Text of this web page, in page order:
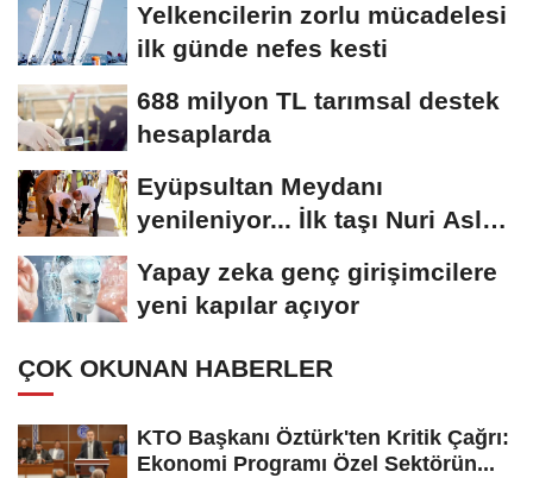
Yelkencilerin zorlu mücadelesi
ilk günde nefes kesti
688 milyon TL tarımsal destek
hesaplarda
Eyüpsultan Meydanı
yenileniyor... İlk taşı Nuri Aslan
Yapay zeka genç girişimcilere
yeni kapılar açıyor
ÇOK OKUNAN HABERLER
KTO Başkanı Öztürk'ten Kritik Çağrı:
Ekonomi Programı Özel Sektörün...